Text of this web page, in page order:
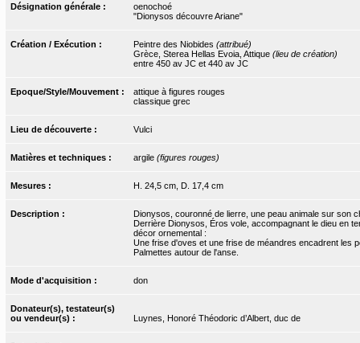
Désignation générale :
oenochoé
"Dionysos découvre Ariane"
Création / Exécution : Peintre des Niobides (attribué)
Grèce, Sterea Hellas Evoia, Attique (lieu de création)
entre 450 av JC et 440 av JC
Epoque/Style/Mouvement :
attique à figures rouges
classique grec
Lieu de découverte : Vulci
Matières et techniques : argile (figures rouges)
Mesures : H. 24,5 cm, D. 17,4 cm
Description :
Dionysos, couronné de lierre, une peau animale sur son
Derrière Dionysos, Éros vole, accompagnant le dieu en
décor ornemental :
Une frise d'oves et une frise de méandres encadrent les
Palmettes autour de l'anse.
Mode d'acquisition : don
Donateur(s), testateur(s)
ou vendeur(s) :
Luynes, Honoré Théodoric d’Albert, duc de